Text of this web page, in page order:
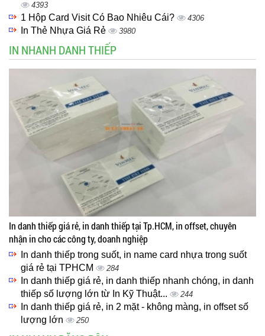
4393
1 Hộp Card Visit Có Bao Nhiêu Cái? 4306
In Thẻ Nhựa Giá Rẻ 3980
IN NHANH DANH THIẾP
In danh thiếp giá rẻ, in danh thiếp tại Tp.HCM, in offset, chuyên
nhận in cho các công ty, doanh nghiệp
In danh thiếp trong suốt, in name card nhựa trong suốt
giá rẻ tại TPHCM
284
In danh thiếp giá rẻ, in danh thiếp nhanh chóng, in danh
thiếp số lượng lớn từ In Kỹ Thuật...
244
In danh thiếp giá rẻ, in 2 mặt - không màng, in offset số
lượng lớn
250